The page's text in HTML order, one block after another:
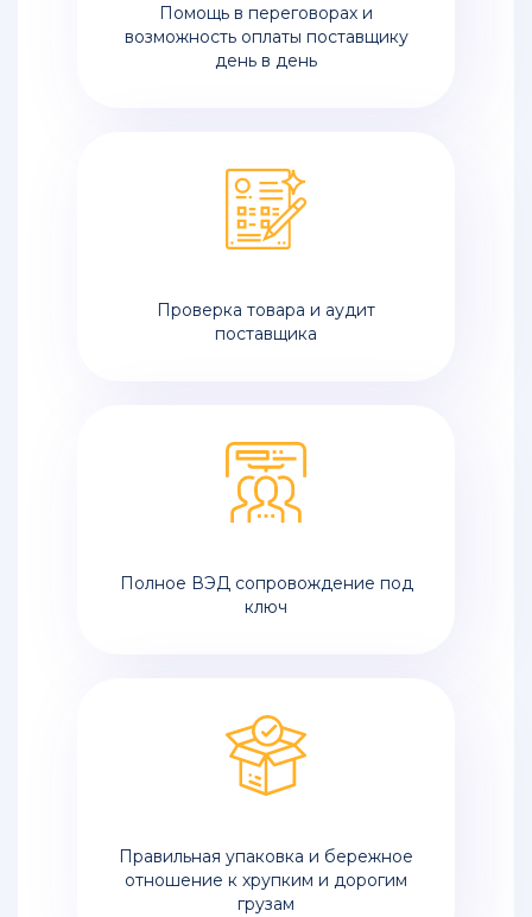
Помощь в переговорах и
возможность оплаты поставщику
день в день
Проверка товара и аудит
поставщика
Полное ВЭД сопровождение под
ключ
Правильная упаковка и бережное
отношение к хрупким и дорогим
грузам